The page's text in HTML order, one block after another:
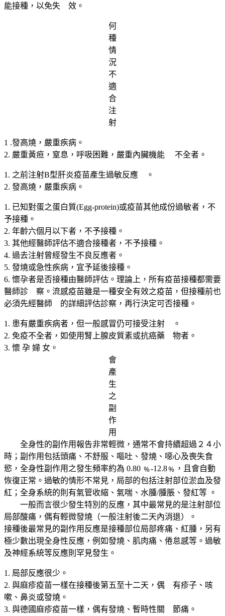
能接種，以免失 效。
何
種
情
況
不
適
合
注
射
1 .發高燒，嚴重疾病。
2. 嚴重黃疸，窒息，呼吸困難，嚴重內臟機能 不全者。
1. 之前注射B型肝炎疫苗產生過敏反應 。
2. 發高燒，嚴重疾病。
1. 已知對蛋之蛋白質(Egg-protein)或疫苗其他成份過敏者，不
予接種。
2. 年齡六個月以下者，不予接種。
3. 其他經醫師評估不適合接種者，不予接種。
4. 過去注射曾經發生不良反應者。
5. 發燒或急性疾病，宜予延後接種。
6. 懷孕者是否接種由醫師評估。理論上，所有疫苗接種都需要
醫師診 察。流感疫苗雖是一種安全有效之疫苗，但接種前也
必須先經醫師 的詳細評估診察，再行決定可否接種。
1. 患有嚴重疾病者，但一般感冒仍可接受注射 。
2. 免疫不全者，如使用腎上腺皮質素或抗癌藥 物者。
3. 懷 孕 婦 女。
會
產
生
之
副
作
用
全身性的副作用報告非常輕微，通常不會持續超過２４小
時；副作用包括頭痛、不舒服、嘔吐、發燒、噁心及喪失食
慾，全身性副作用之發生頻率約為 0.80 ﹪-12.8﹪，且會自動
恢復正常。過敏的情形不常見，局部的包括注射部位淤血及發
紅；全身系統的則有氣管收縮、氣喘、水腫/腫脹、發紅等 。
一般而言很少發生特別的反應，其中最常見的是注射部位
局部酸痛，偶有輕微發燒（一般注射後二天內消退）。
接種後最常見的副作用反應是接種部位局部疼痛、紅腫，另有
極少數出現全身性反應，例如發燒、肌肉痛、倦怠感等。過敏
及神經系統等反應則罕見發生。
1. 局部反應很少。
2. 與麻疹疫苗一樣在接種後第五至十二天，偶 有疹子、咳
嗽、鼻炎或發燒。
3. 與德國麻疹疫苗一樣，偶有發燒、暫時性關 節痛。